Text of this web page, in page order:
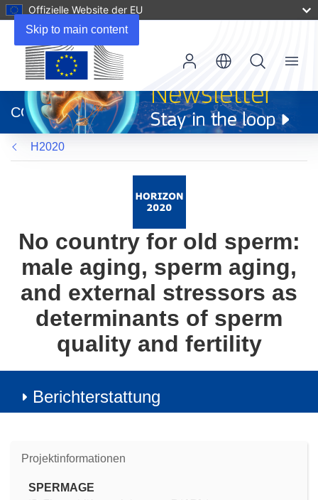
Skip to main content
Offizielle Website der EU
neuem
Fenster)
CORDIS
Menu
H2020
No country for old sperm:
male aging, sperm aging,
and external stressors as
determinants of sperm
quality and fertility
Berichterstattung
Projektinformationen
SPERMAGE